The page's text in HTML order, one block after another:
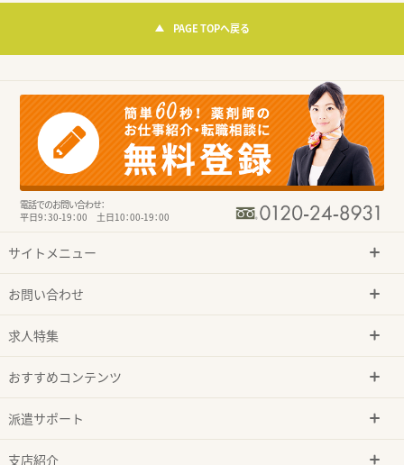
PAGE TOPへ戻る
電話でのお問い合わせ：
平日9：30-19：00 土日10：00-19：00
サイトメニュー
お問い合わせ
求人特集
おすすめコンテンツ
派遣サポート
支店紹介